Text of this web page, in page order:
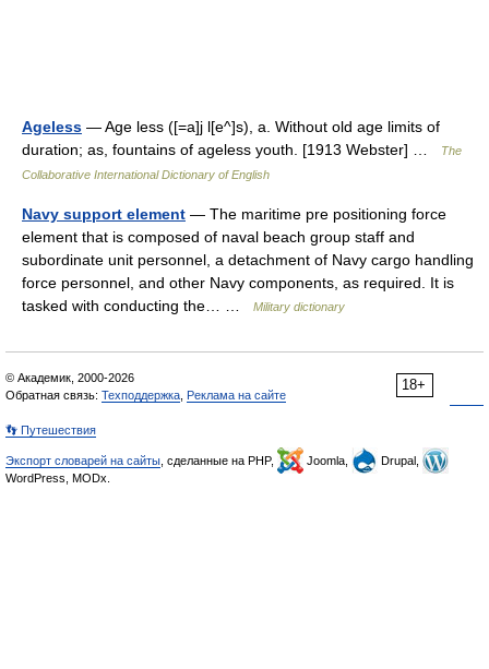
Ageless — Age less ([=a]j l[e^]s), a. Without old age limits of
duration; as, fountains of ageless youth. [1913 Webster] …
The
Collaborative International Dictionary of English
Navy support element — The maritime pre positioning force
element that is composed of naval beach group staff and
subordinate unit personnel, a detachment of Navy cargo handling
force personnel, and other Navy components, as required. It is
tasked with conducting the… …
Military dictionary
18+
© Академик, 2000-2026
Обратная связь: Техподдержка Реклама на сайте
👣 Путешествия
Экспорт словарей на сайты , сделанные на PHP, Joomla,
Drupal,
WordPress, MODx.